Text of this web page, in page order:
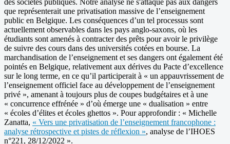
que représenterait une privatisation massive de l’enseignement
public en Belgique. Les conséquences d’un tel processus sont
actuellement observables dans les pays anglo-saxons, où les
étudiants sont amenés à contracter des prêts pour avoir le privilège
de suivre des cours dans des universités cotées en bourse. La
marchandisation de l’enseignement et ses dangers ont également été
pointés en Belgique, relativement aux dérives du Pacte d’excellence
sur le long terme, en ce qu’il participerait à « un appauvrissement de
l’enseignement officiel face au développement de l’enseignement
privé », amenant à toujours plus de coupes budgétaires et à une
« concurrence effrénée » d’où émerge une « dualisation » entre
« écoles d’élites et écoles ghettos ». Pour approfondir : « Michelle
Zanatta, « Vers une privatisation de l’enseignement francophone :
analyse rétrospective et pistes de réflexion », analyse de l’IHOES
n°221, 28/12/2022 ».